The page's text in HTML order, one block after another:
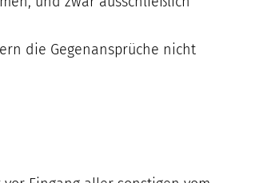
die Gegenansprüche nicht